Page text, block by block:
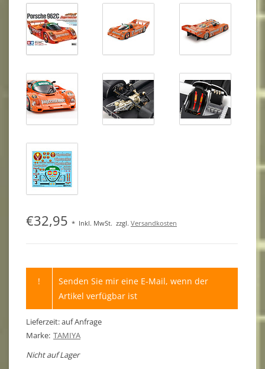
€32,95 * Inkl. MwSt. zzgl. Versandkosten
!
Senden Sie mir eine E-Mail, wenn der
Artikel verfügbar ist
Lieferzeit: auf Anfrage
Marke: TAMIYA
Nicht auf Lager